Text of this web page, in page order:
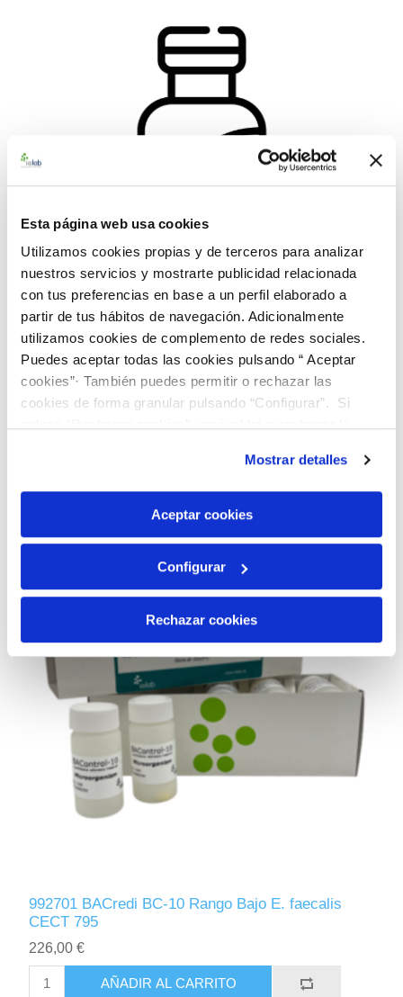
Esta página web usa cookies
Utilizamos cookies propias y de terceros para analizar
nuestros servicios y mostrarte publicidad relacionada
con tus preferencias en base a un perfil elaborado a
partir de tus hábitos de navegación. Adicionalmente
utilizamos cookies de complemento de redes sociales.
Puedes aceptar todas las cookies pulsando “ Aceptar
cookies”· También puedes permitir o rechazar las
cookies de forma granular pulsando “Configurar”. Si
son indispensables para que el sitio web funcione y que
por tanto no se pueden desactivar. Puedes consultar
más información en nuestraPolítica de Cookies
Mostrar detalles
Aceptar cookies
Configurar
Rechazar cookies
992795 BACblank
38,00 €
992701 BACredi BC-10 Rango Bajo E. faecalis
CECT 795
226,00 €
AÑADIR AL CARRITO